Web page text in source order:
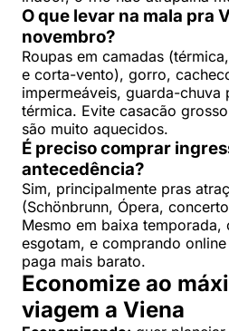
O que levar na mala pra
novembro?
Roupas em camadas
e corta-vento), gorro,
impermeáveis, guarda-chuva
térmica. Evite casacão
são muito aquecidos.
É preciso comprar
antecedência?
Sim, principalmente pras
(Schönbrunn, Ópera,
Mesmo em baixa temporada,
esgotam, e comprando
paga mais barato.
Economize ao
viagem a Viena